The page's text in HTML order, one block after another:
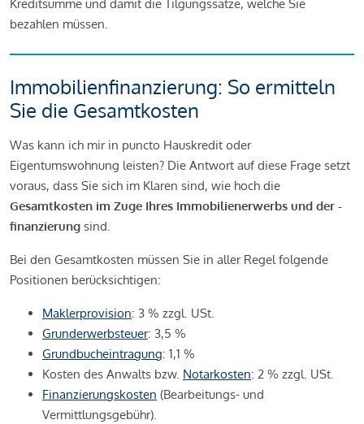
Kreditsumme und damit die Tilgungssätze, welche Sie
bezahlen müssen.
Immobilienfinanzierung: So ermitteln
Sie die Gesamtkosten
Was kann ich mir in puncto Hauskredit oder
Eigentumswohnung leisten? Die Antwort auf diese Frage setzt
voraus, dass Sie sich im Klaren sind, wie hoch die
Gesamtkosten im Zuge Ihres Immobilienerwerbs und der -
finanzierung sind.
Bei den Gesamtkosten müssen Sie in aller Regel folgende
Positionen berücksichtigen:
Maklerprovision: 3 % zzgl. USt.
Grunderwerbsteuer: 3,5 %
Grundbucheintragung: 1,1 %
Kosten des Anwalts bzw. Notarkosten: 2 % zzgl. USt.
Finanzierungskosten (Bearbeitungs- und
Vermittlungsgebühr).